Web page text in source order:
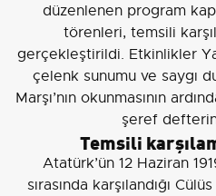
düzenlenen program
törenleri, temsili
gerçekleştirildi. Etkinlikler
çelenk sunumu ve saygı
Marşı’nın okunmasının
şeref
Temsili
Atatürk’ün 12 Haziran
sırasında karşılandığı